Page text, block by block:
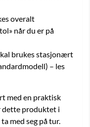
overalt
når du er på
brukes stasjonært
– les
med en praktisk
dette produktet i
med seg på tur.